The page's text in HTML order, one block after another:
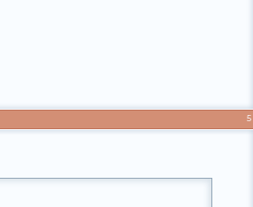
то, которое я упоминала в анкете, но 5